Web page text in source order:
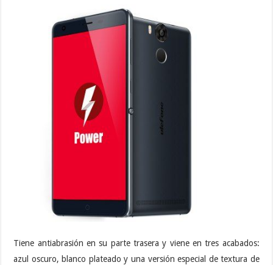
Tiene antiabrasión en su parte trasera y viene en tres acabados:
azul oscuro, blanco plateado y una versión especial de textura de